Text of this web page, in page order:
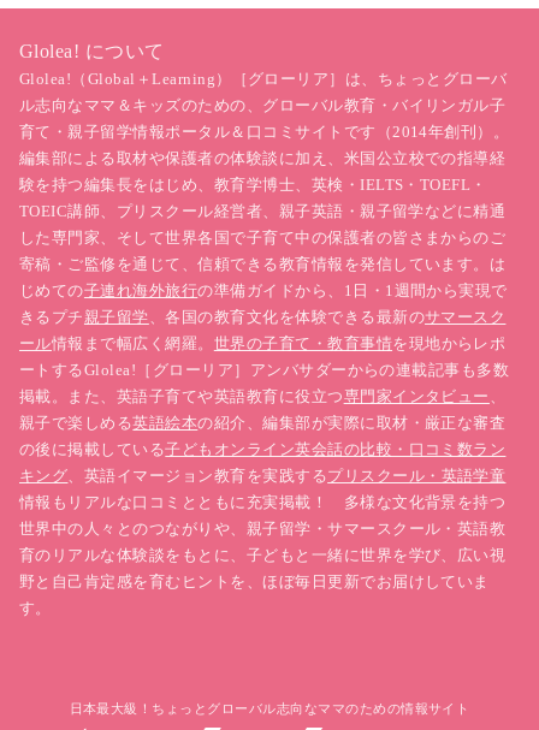
Glolea! について
Glolea!（Global＋Learning）［グローリア］は、ちょっとグローバ
ル志向なママ＆キッズのための、グローバル教育・バイリンガル子
育て・親子留学情報ポータル＆口コミサイトです（2014年創刊）。
編集部による取材や保護者の体験談に加え、米国公立校での指導経
験を持つ編集長をはじめ、教育学博士、英検・IELTS・TOEFL・
TOEIC講師、プリスクール経営者、親子英語・親子留学などに精通
した専門家、そして世界各国で子育て中の保護者の皆さまからのご
寄稿・ご監修を通じて、信頼できる教育情報を発信しています。は
じめての子連れ海外旅行の準備ガイドから、1日・1週間から実現で
きるプチ親子留学、各国の教育文化を体験できる最新のサマースク
ール情報まで幅広く網羅。 世界の子育て・教育事情を現地からレポ
ートするGlolea!［グローリア］アンバサダーからの連載記事も多数
掲載。また、英語子育てや英語教育に役立つ専門家インタビュー 、
親子で楽しめる英語絵本の紹介、編集部が実際に取材・厳正な審査
の後に掲載している子どもオンライン英会話の比較・口コミ数ラン
キング、英語イマージョン教育を実践するプリスクール・英語学童
情報もリアルな口コミとともに充実掲載！ 多様な文化背景を持つ
世界中の人々とのつながりや、親子留学・サマースクール・英語教
育のリアルな体験談をもとに、子どもと一緒に世界を学び、広い視
野と自己肯定感を育むヒントを、ほぼ毎日更新でお届けしていま
す。
日本最大級！ちょっとグローバル志向なママのための情報サイト